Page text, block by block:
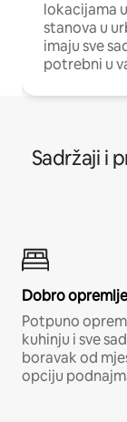
lokacijama
stanova u
imaju sve
potrebni u
Sadržaji i
Dobro
Potpuno
kuhinju i sve
boravak od
opciju